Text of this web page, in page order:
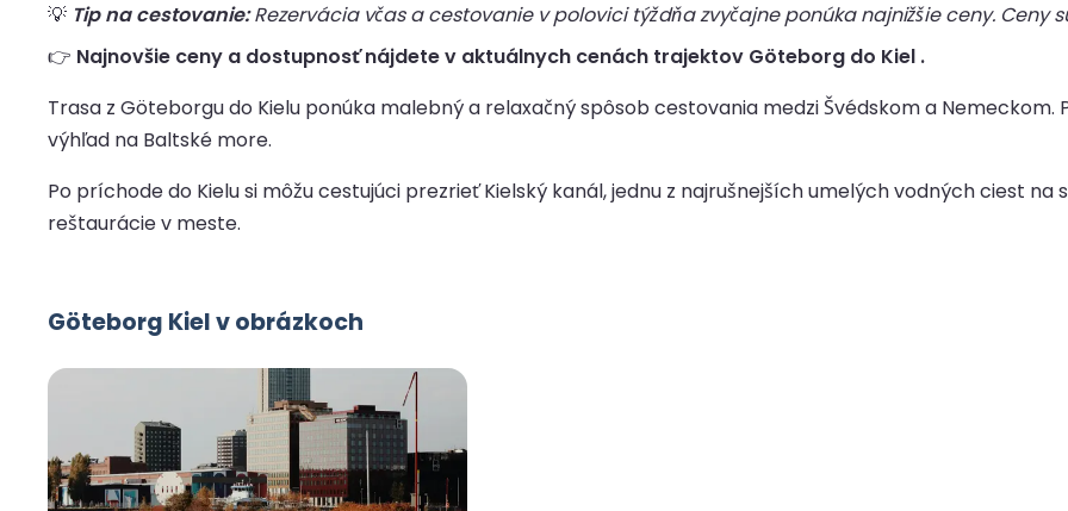
💡 Tip na cestovanie:Rezervácia včas a cestovanie v polovici týždňa zvyčajne ponúka najnižšie ceny. Ceny
👉 Najnovšie ceny a dostupnosť nájdete v aktuálnych cenách trajektov Göteborg do Kiel .
Trasa z Göteborgu do Kielu ponúka malebný a relaxačný spôsob cestovania medzi Švédskom a
výhľad na Baltské more.
Po príchode do Kielu si môžu cestujúci prezrieť Kielský kanál, jednu z najrušnejších umelých vodných ciest
reštaurácie v meste.
Göteborg Kiel v obrázkoch